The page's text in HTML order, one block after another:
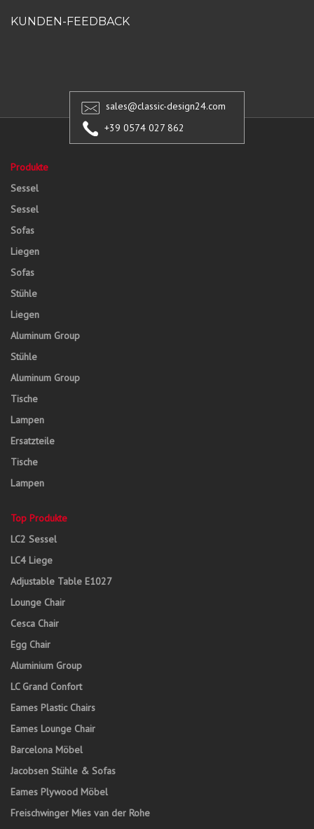
KUNDEN-FEEDBACK
sales@classic-design24.com
+39 0574 027 862
Produkte
Sessel
Sessel
Sofas
Liegen
Sofas
Stühle
Liegen
Aluminum Group
Stühle
Aluminum Group
Tische
Lampen
Ersatzteile
Tische
Lampen
Top Produkte
LC2 Sessel
LC4 Liege
Adjustable Table E1027
Lounge Chair
Cesca Chair
Egg Chair
Aluminium Group
LC Grand Confort
Eames Plastic Chairs
Eames Lounge Chair
Barcelona Möbel
Jacobsen Stühle & Sofas
Eames Plywood Möbel
Freischwinger Mies van der Rohe